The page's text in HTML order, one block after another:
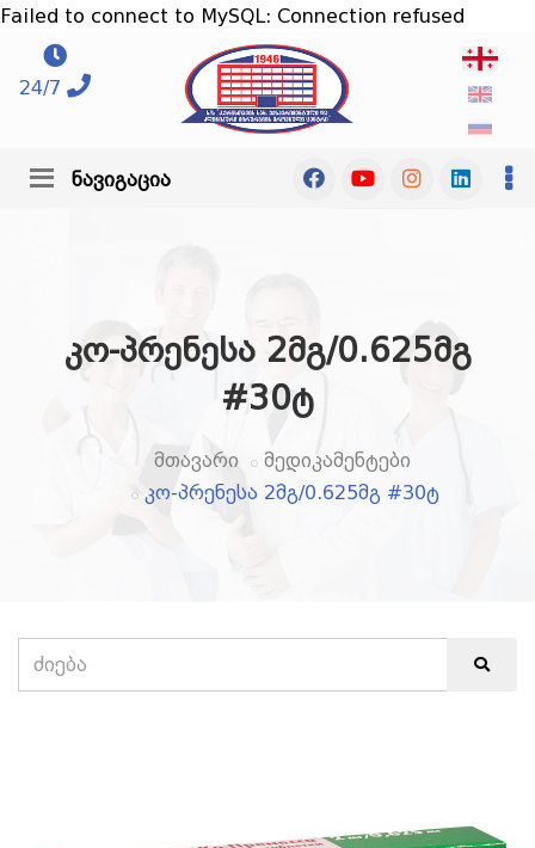
Failed to connect to MySQL: Connection refused
24/7
ნავიგაცია
კო-პრენესა 2მგ/0.625მგ
#30ტ
მთავარი
მედიკამენტები
კო-პრენესა 2მგ/0.625მგ #30ტ